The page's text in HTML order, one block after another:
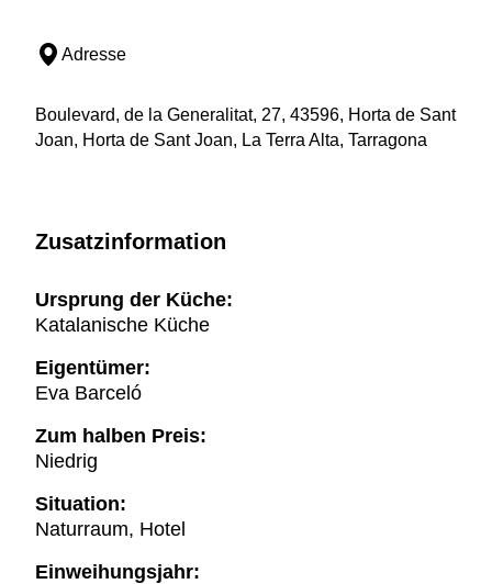
Adresse
Boulevard, de la Generalitat, 27, 43596, Horta de Sant
Joan, Horta de Sant Joan, La Terra Alta, Tarragona
Zusatzinformation
Ursprung der Küche:
Katalanische Küche
Eigentümer:
Eva Barceló
Zum halben Preis:
Niedrig
Situation:
Naturraum, Hotel
Einweihungsjahr: